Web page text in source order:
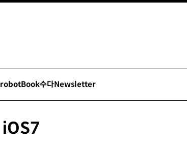
robotBook수다Newsletter
iOS7